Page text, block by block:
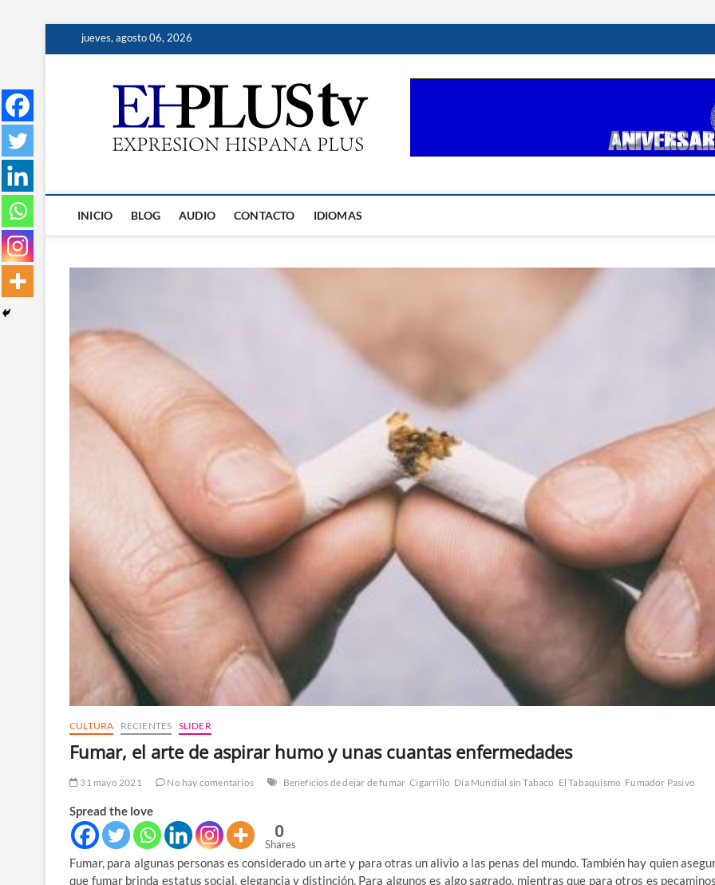
jueves, agosto 06, 2026
INICIO BLOG AUDIO CONTACTO IDIOMAS
CULTURA RECIENTES SLIDER
Fumar, el arte de aspirar humo y unas cuantas enfermedades
31 mayo 2021 No hay comentarios Beneficios de dejar de fumar Cigarrillo Día Mundial sin Tabaco El Tabaquismo Fumador Pasivo
Spread the love
0
Shares
Fumar, para algunas personas es considerado un arte y para otras un alivio a las penas del mundo. También hay quien
que fumar brinda estatus social, elegancia y distinción. Para algunos es algo sagrado, mientras que para otros es